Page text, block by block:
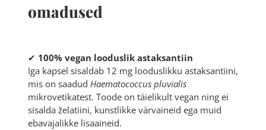
omadused
✔ 100% vegan looduslik astaksantiin
Iga kapsel sisaldab 12 mg looduslikku astaksantiini,
mis on saadud Haematococcus pluvialis
mikrovetikatest. Toode on täielikult vegan ning ei
sisalda želatiini, kunstlikke värvaineid ega muid
ebavajalikke lisaaineid.